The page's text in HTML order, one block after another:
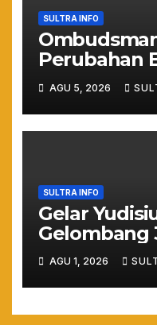
SULTRA INFO
Perubahan
Lewat
AGU 5, 2026
SULTRA INFO
Gelar
Gelombang
Tangerang
Magister
Global dari
hingga
AGU 1, 2026